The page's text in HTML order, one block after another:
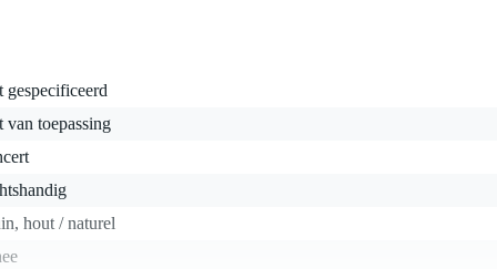
gespecificeerd
van toepassing
hout / naturel